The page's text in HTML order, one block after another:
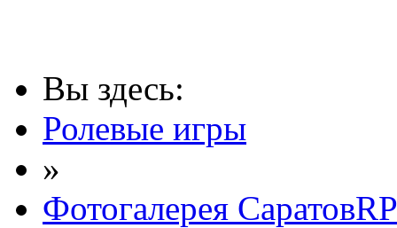
Вы здесь:
Ролевые игры
»
Фотогалерея